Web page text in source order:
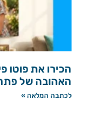
הכירו את פוטו
האהובה של
לכתבה המלאה »